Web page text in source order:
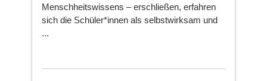
Menschheitswissens – erschließen, erfahren
sich die Schüler*innen als selbstwirksam und
...